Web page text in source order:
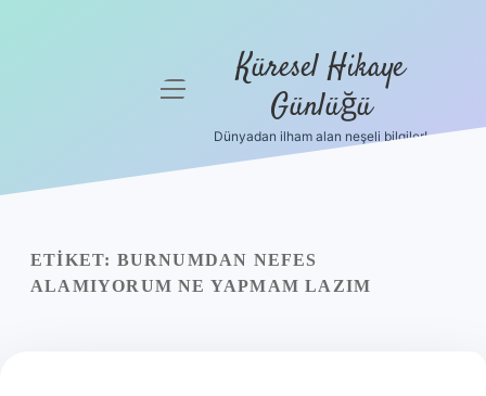
Yasal Uyarı
menüyü
Küresel Hikaye
Günlüğü
Dünyadan ilham alan neşeli bilgiler!
ETIKET: BURNUMDAN NEFES
ALAMIYORUM NE YAPMAM LAZIM